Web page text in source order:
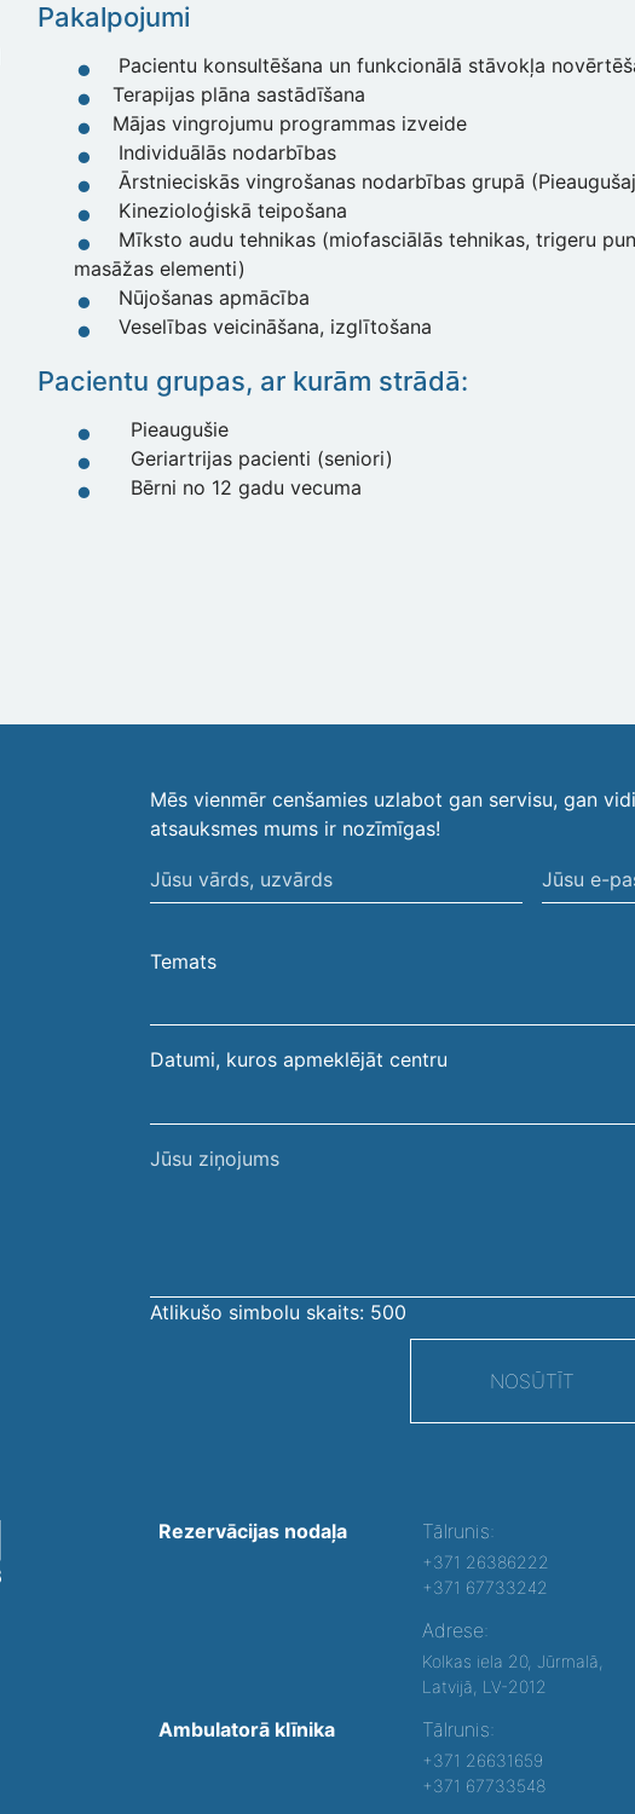
Pakalpojumi
Pacientu konsultēšana un funkcionālā stāvokļa
Terapijas plāna sastādīšana
Mājas vingrojumu programmas izveide
Individuālās nodarbības
Ārstnieciskās vingrošanas nodarbības grupā
Kinezioloģiskā teipošana
Mīksto audu tehnikas (miofasciālās tehnikas, trigeru
masāžas elementi)
Nūjošanas apmācība
Veselības veicināšana, izglītošana
Pacientu grupas, ar kurām strādā:
Pieaugušie
Geriartrijas pacienti (seniori)
Bērni no 12 gadu vecuma
Mēs vienmēr cenšamies uzlabot gan servisu, gan
atsauksmes mums ir nozīmīgas!
Jūsu
vārds,
Jūsu
e-
Temats
Datumi, kuros apmeklējāt centru
Jūsu
Atlikušo simbolu skaits: 500
NOSŪTĪT
Rezervācijas nodaļa Tālrunis:
+371 26386222
+371 67733242
Adrese:
Kolkas iela 20, Jūrmalā,
Latvijā, LV-2012
Ambulatorā klīnika Tālrunis:
+371 26631659
+371 67733548